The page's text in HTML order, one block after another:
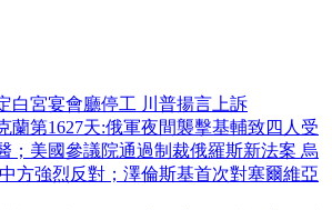
白宮宴會廳停工 川普揚言上訴
蘭第1627天:俄軍夜間襲擊基輔致四人受
；美國參議院通過制裁俄羅斯新法案 烏
方強烈反對；澤倫斯基首次對塞爾維亞